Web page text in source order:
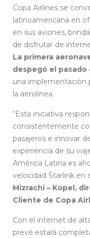
Copa Airlines se
latinoamericana en
en sus aviones,
de disfrutar de
La primera
despegó el pasado
una implementación
la aerolínea.
“Esta iniciativa
consistentemente
pasajeros e innovar
experiencia de su
América Latina es
velocidad Starlink en
Mizrachi – Kopel,
Cliente de Copa
Con el internet de
prevé estará